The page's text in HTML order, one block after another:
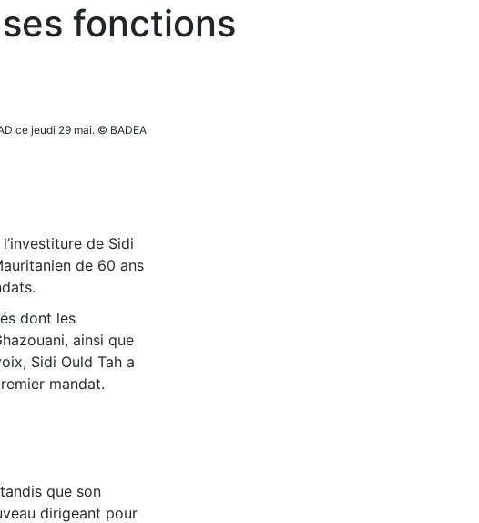
fonctions
ce jeudi 29 mai. © BADEA
de Sidi
de 60 ans
dont les
ainsi que
Sidi Ould Tah a
mandat.
que son
dirigeant pour